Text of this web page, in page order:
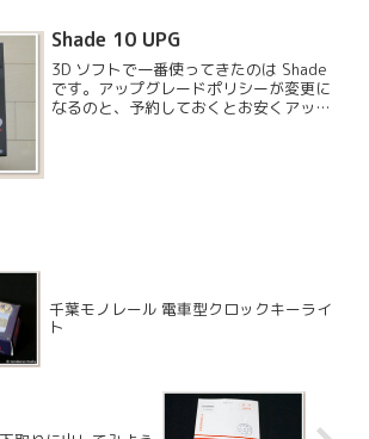
つずつ購入しました...
Shade 10 UPG
3D ソフトで一番使ってきたのは Shade
です。アップグレードポリシーが変更に
なるのと、予約しておくとお安くアップ
千葉モノレール 電車型クロックキーライ
ト